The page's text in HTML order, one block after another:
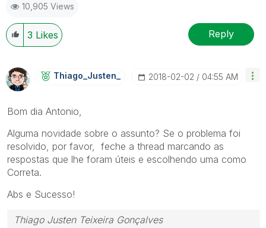
Skype: justen.thiago
10,905 Views
3 Likes Reply
Thiago_Justen_ ‎2018-02-02 04:55 AM
Bom dia Antonio,
Alguma novidade sobre o assunto? Se o problema foi
resolvido, por favor, feche a thread marcando as
respostas que lhe foram úteis e escolhendo uma como
Correta.
Abs e Sucesso!
Thiago Justen Teixeira Gonçalves